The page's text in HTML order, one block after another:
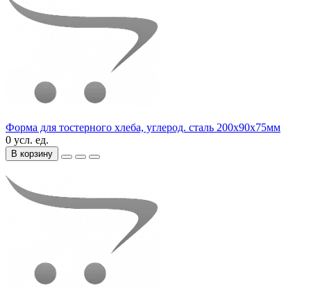
Форма для тостерного хлеба, углерод. сталь 200х90х75мм
0 усл. ед.
В корзину